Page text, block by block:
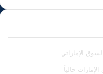
الإماراتي
حالياً